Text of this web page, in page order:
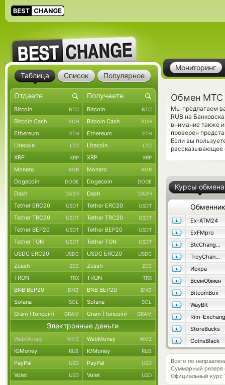
Мониторинг
Обмен МТС
Мы предлагаем
RUB на
внимание также
проверен
Если вы
рассказывающее
Курсы обмена
Обменник
Ex-ATM24
ExFMpro
BtcChange24
TroyChange
Искра
ВсемОбмен
BitcoinBox
WayBit
Rim-
StoreBucks
CoinsBlack
Всего по
Суммарный резерв
Официальный курс
Таблица Список Популярное
Bitcoin BTC Bitcoin BTC
Bitcoin Cash BCH Bitcoin Cash BCH
Ethereum ETH Ethereum ETH
Litecoin LTC Litecoin LTC
XRP XRP XRP XRP
Monero XMR Monero XMR
Dogecoin DOGE Dogecoin DOGE
Dash DASH Dash DASH
Tether ERC20 USDT Tether ERC20 USDT
Tether TRC20 USDT Tether TRC20 USDT
Tether BEP20 USDT Tether BEP20 USDT
Tether TON USDT Tether TON USDT
USDC ERC20 USDC USDC ERC20 USDC
Zcash ZEC Zcash ZEC
TRON TRX TRON TRX
BNB BEP20 BNB BNB BEP20 BNB
Solana SOL Solana SOL
Gram (Toncoin) GRAM Gram (Toncoin) GRAM
Электронные деньги
WebMoney WMZ WebMoney WMZ
ЮMoney RUB ЮMoney RUB
PayPal USD PayPal USD
Volet USD Volet USD